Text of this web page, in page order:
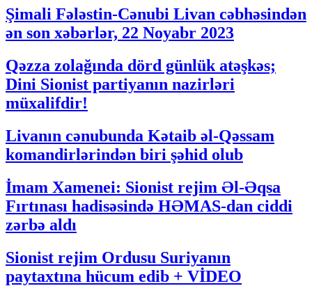
Şimali Fələstin-Cənubi Livan cəbhəsindən
ən son xəbərlər, 22 Noyabr 2023
Qəzza zolağında dörd günlük atəşkəs;
Dini Sionist partiyanın nazirləri
müxalifdir!
Livanın cənubunda Kətaib əl-Qəssam
komandirlərindən biri şəhid olub
İmam Xamenei: Sionist rejim Əl-Əqsa
Fırtınası hadisəsində HƏMAS-dan ciddi
zərbə aldı
Sionist rejim Ordusu Suriyanın
paytaxtına hücum edib + VİDEO